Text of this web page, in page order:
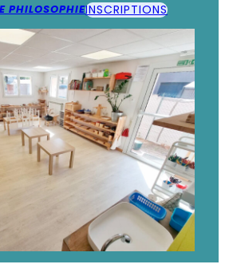
PHILOSOPHIEINSCRIPTIONS